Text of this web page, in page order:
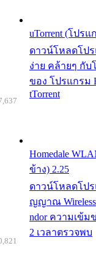
uTorrent (โปร
ดาวน์โหลดโปร
ง่าย คล้ายๆ กั
ของ โปรแกรม
tTorrent
Homedale
ข้าง) 2.25
ดาวน์โหลดโป
ญญาณ
ndor ความเข้ม
2 เวลาตรวจพบ